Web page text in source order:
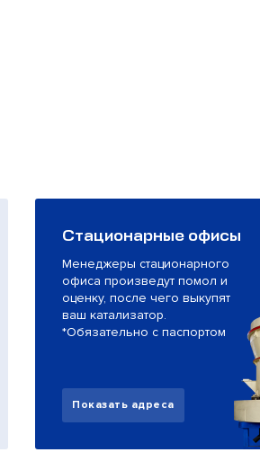
Стационарные офисы
Менеджеры стационарного
офиса произведут помол и
оценку, после чего выкупят
ваш катализатор.
*Обязательно с паспортом
Показать адреса